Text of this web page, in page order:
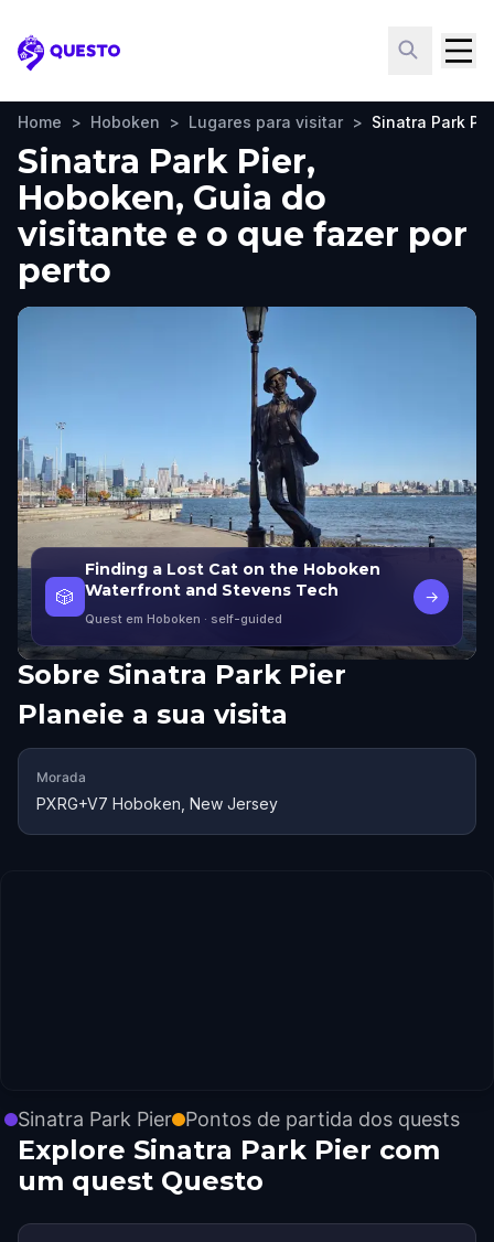
Questo
Home > Hoboken > Lugares para visitar > Sinatra Park
Sinatra Park Pier,
Hoboken, Guia do
visitante e o que fazer por
perto
🎲
Finding a Lost Cat on the Hoboken
Waterfront and Stevens Tech
Quest em Hoboken · self-guided
→
Sobre Sinatra Park Pier
Planeie a sua visita
Morada
PXRG+V7 Hoboken, New Jersey
Sinatra Park Pier Pontos de partida dos quests
Explore Sinatra Park Pier com
um quest Questo